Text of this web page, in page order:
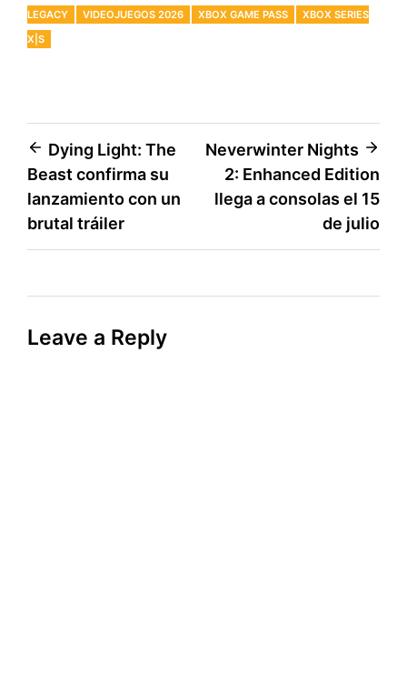
LEGACY VIDEOJUEGOS 2026 XBOX GAME PASS
XBOX SERIES
X|S
Post
navigation
Dying Light: The
Beast confirma su
lanzamiento con un
brutal tráiler
Neverwinter Nights
2: Enhanced Edition
llega a consolas el 15
de julio
Leave a Reply